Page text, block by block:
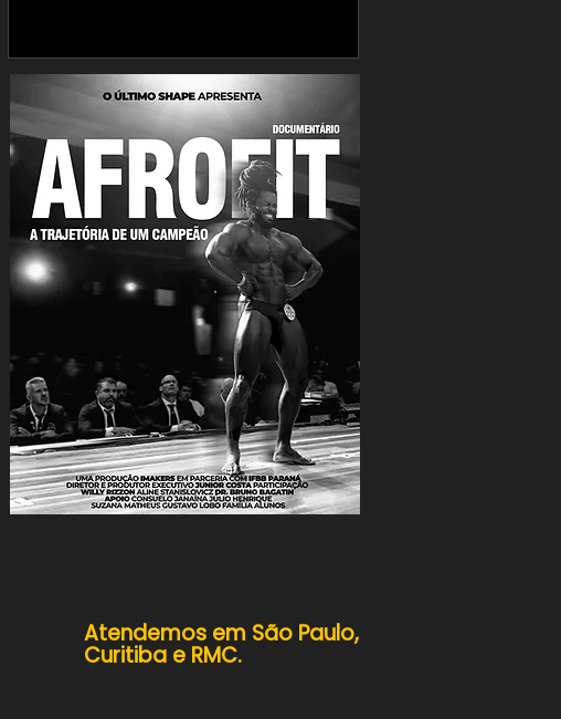
Atendemos em São Paulo,
Curitiba e RMC.